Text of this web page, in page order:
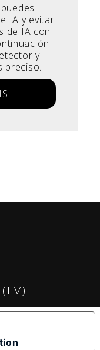
IA y evitar
de IA con
y
preciso.